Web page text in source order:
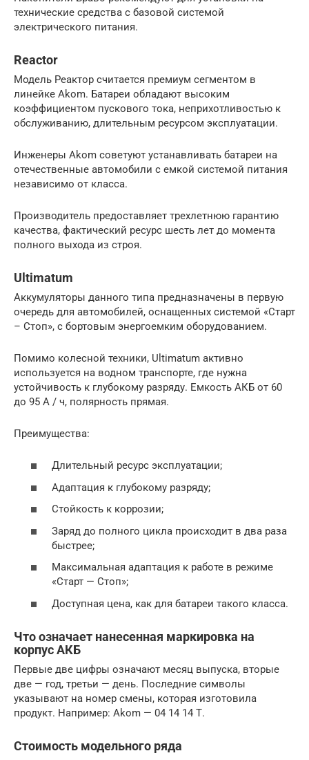
технические средства с базовой системой
электрического питания.
Reactor
Модель Реактор считается премиум сегментом в
линейке Akom. Батареи обладают высоким
коэффициентом пускового тока, неприхотливостью к
обслуживанию, длительным ресурсом эксплуатации.
Инженеры Akom советуют устанавливать батареи на
отечественные автомобили с емкой системой питания
независимо от класса.
Производитель предоставляет трехлетнюю гарантию
качества, фактический ресурс шесть лет до момента
полного выхода из строя.
Ultimatum
Аккумуляторы данного типа предназначены в первую
очередь для автомобилей, оснащенных системой «Старт
– Стоп», с бортовым энергоемким оборудованием.
Помимо колесной техники, Ultimatum активно
используется на водном транспорте, где нужна
устойчивость к глубокому разряду. Емкость АКБ от 60
до 95 А / ч, полярность прямая.
Преимущества:
Длительный ресурс эксплуатации;
Адаптация к глубокому разряду;
Стойкость к коррозии;
Заряд до полного цикла происходит в два раза
быстрее;
Максимальная адаптация к работе в режиме
«Старт — Стоп»;
Доступная цена, как для батареи такого класса.
Что означает нанесенная маркировка на
корпус АКБ
Первые две цифры означают месяц выпуска, вторые
две — год, третьи — день. Последние символы
указывают на номер смены, которая изготовила
продукт. Например: Akom — 04 14 14 Т.
Стоимость модельного ряда